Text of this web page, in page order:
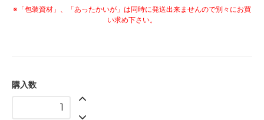
※「包装資材」、「あったかいが」は同時に発送出来ませんので別々にお買
い求め下さい。
購入数